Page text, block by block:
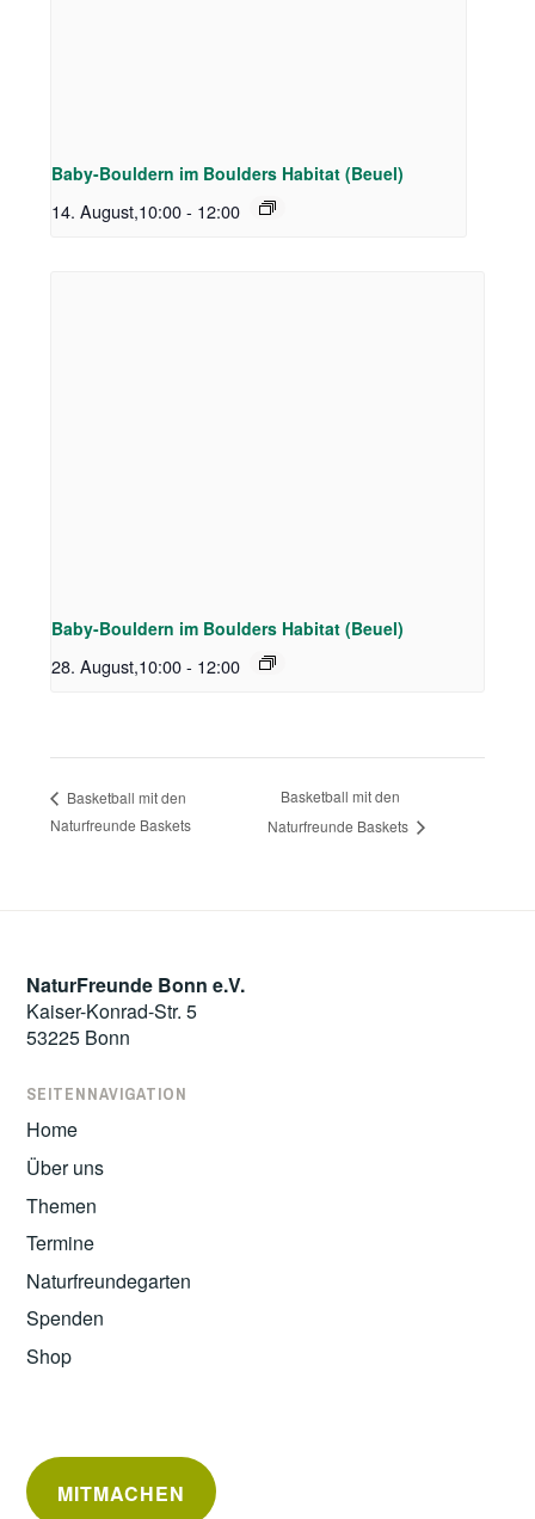
Baby-Bouldern im Boulders Habitat (Beuel)
14. August,10:00 - 12:00
Baby-Bouldern im Boulders Habitat (Beuel)
28. August,10:00 - 12:00
Basketball mit den
Naturfreunde Baskets
Basketball mit den
Naturfreunde Baskets
NaturFreunde Bonn e.V.
Kaiser-Konrad-Str. 5
53225 Bonn
SEITENNAVIGATION
Home
Über uns
Themen
Termine
Naturfreundegarten
Spenden
Shop
MITMACHEN